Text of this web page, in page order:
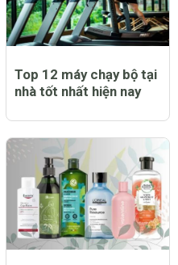
Top 12 máy chạy bộ tại
nhà tốt nhất hiện nay